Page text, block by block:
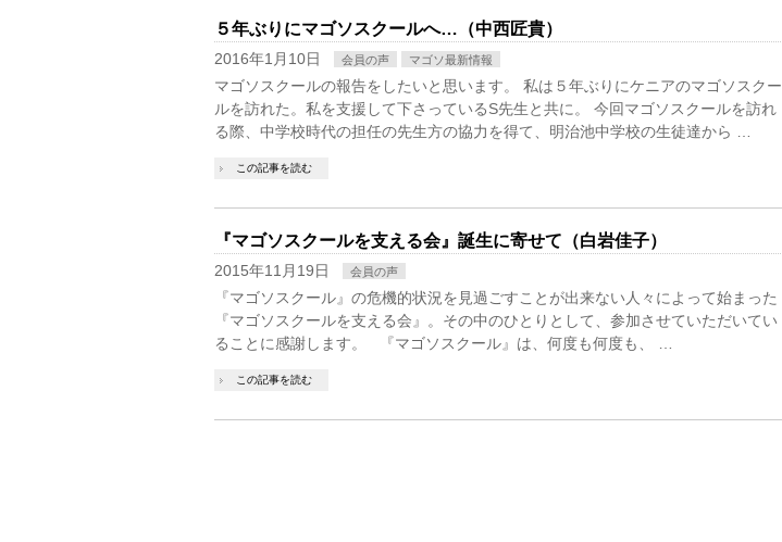
５年ぶりにマゴソスクールへ…（中西匠貴）
2016年1月10日 会員の声 マゴソ最新情報
マゴソスクールの報告をしたいと思います。 私は５年ぶりにケニアのマゴソスクー
ルを訪れた。私を支援して下さっているS先生と共に。 今回マゴソスクールを訪れ
る際、中学校時代の担任の先生方の協力を得て、明治池中学校の生徒達から …
この記事を読む
『マゴソスクールを支える会』誕生に寄せて（白岩佳子）
2015年11月19日 会員の声
『マゴソスクール』の危機的状況を見過ごすことが出来ない人々によって始まった
『マゴソスクールを支える会』。その中のひとりとして、参加させていただいてい
ることに感謝します。 『マゴソスクール』は、何度も何度も、 …
この記事を読む